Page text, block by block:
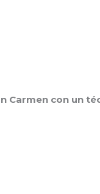
Carmen con un